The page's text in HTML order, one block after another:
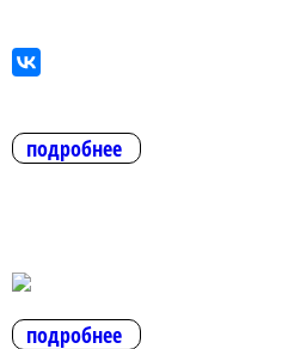
подробнее
подробнее